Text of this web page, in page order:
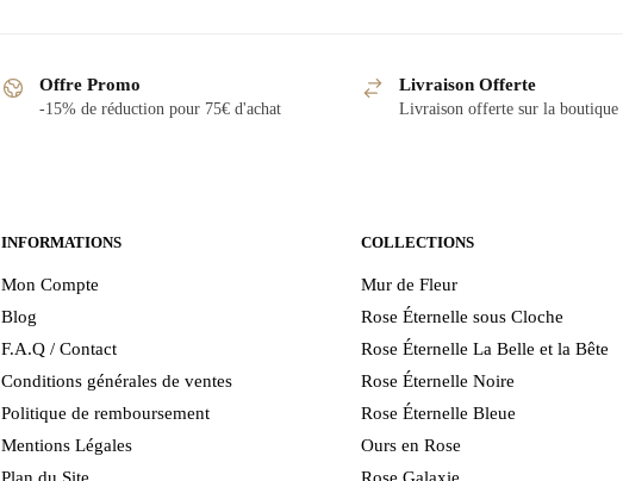
Offre Promo
-15% de réduction pour 75€ d'achat
Livraison Offerte
Livraison offerte sur la boutique
INFORMATIONS
Mon Compte
Blog
F.A.Q / Contact
Conditions générales de ventes
Politique de remboursement
Mentions Légales
COLLECTIONS
Mur de Fleur
Rose Éternelle sous Cloche
Rose Éternelle La Belle et la Bête
Rose Éternelle Noire
Rose Éternelle Bleue
Ours en Rose